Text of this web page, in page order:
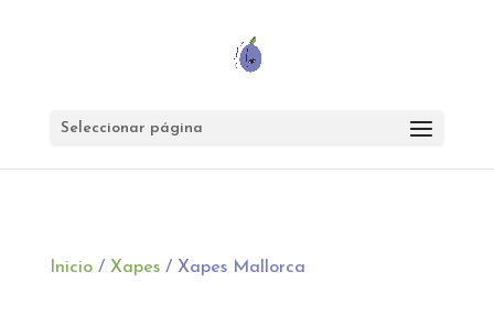
Seleccionar página
Inicio/ Xapes/ Xapes Mallorca